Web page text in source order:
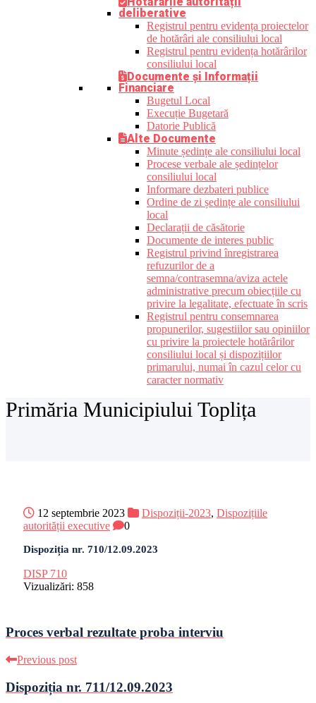
deliberative
Registrul pentru evidența proiectelor
de hotărâri ale consiliului local
Registrul pentru evidența hotărârilor
consiliului local
Documente și Informații
Financiare
Bugetul Local
Execuție Bugetară
Datorie Publică
Alte Documente
Minute ședințe ale consiliului local
Procese verbale ale ședințelor
consiliului local
Informare dezbateri publice
Ordine de zi ședințe ale consiliului
local
Declarații de căsătorie
Documente de interes public
Registrul privind înregistrarea
refuzurilor de a
semna/contrasemna/aviza actele
administrative precum obiecțiile cu
privire la legalitate, efectuate în scris
Registrul pentru consemnarea
propunerilor, sugestiilor sau opiniilor
cu privire la proiectele hotărârilor
consiliului local și dispozițiilor
primarului, numai în cazul celor cu
caracter normativ
Primăria Municipiului Toplița
12 septembrie 2023 Dispoziții-2023, Dispozițiile
autorității executive
0
Dispoziția nr. 710/12.09.2023
DISP 710
Vizualizări: 858
Proces verbal rezultate proba interviu
Previous post
Dispoziția nr. 711/12.09.2023